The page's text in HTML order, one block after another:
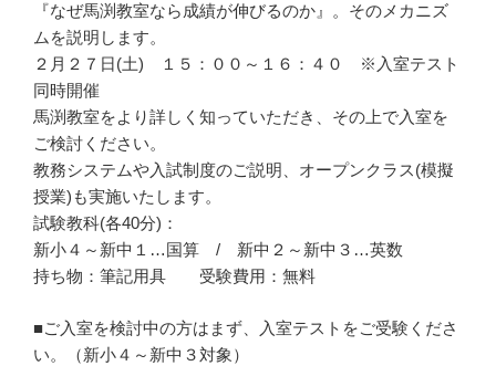
『なぜ馬渕教室なら成績が伸びるのか』。そのメカニズ
ムを説明します。
２月２７日(土) １５：００～１６：４０ ※入室テスト
同時開催
馬渕教室をより詳しく知っていただき、その上で入室を
ご検討ください。
教務システムや入試制度のご説明、オープンクラス(模擬
授業)も実施いたします。
試験教科(各40分)：
新小４～新中１…国算 / 新中２～新中３…英数
持ち物：筆記用具 受験費用：無料
■ご入室を検討中の方はまず、入室テストをご受験くださ
い。（新小４～新中３対象）